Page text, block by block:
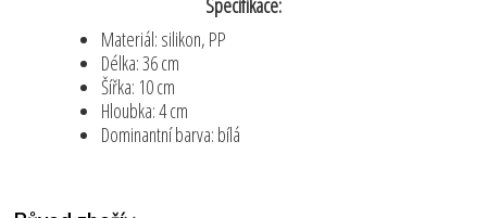
Specifikace:
Materiál: silikon, PP
Délka: 36 cm
Šířka: 10 cm
Hloubka: 4 cm
Dominantní barva: bílá